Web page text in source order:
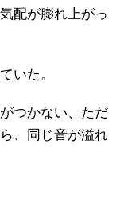
配が膨れ上がっ
いた。
つかない、ただ
、同じ音が溢れ